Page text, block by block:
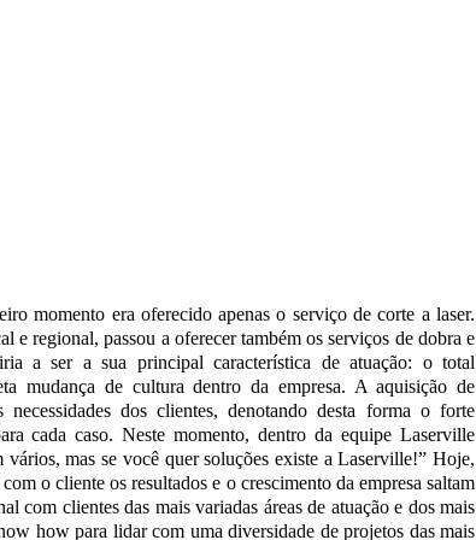
momento era oferecido apenas o serviço de corte a laser.
e regional, passou a oferecer também os serviços de dobra e
a ser a sua principal característica de atuação: o total
mudança de cultura dentro da empresa. A aquisição de
dos clientes, denotando desta forma o forte
cada caso. Neste momento, dentro da equipe Laserville
mas se você quer soluções existe a Laserville!” Hoje,
o cliente os resultados e o crescimento da empresa saltam
com clientes das mais variadas áreas de atuação e dos mais
how para lidar com uma diversidade de projetos das mais